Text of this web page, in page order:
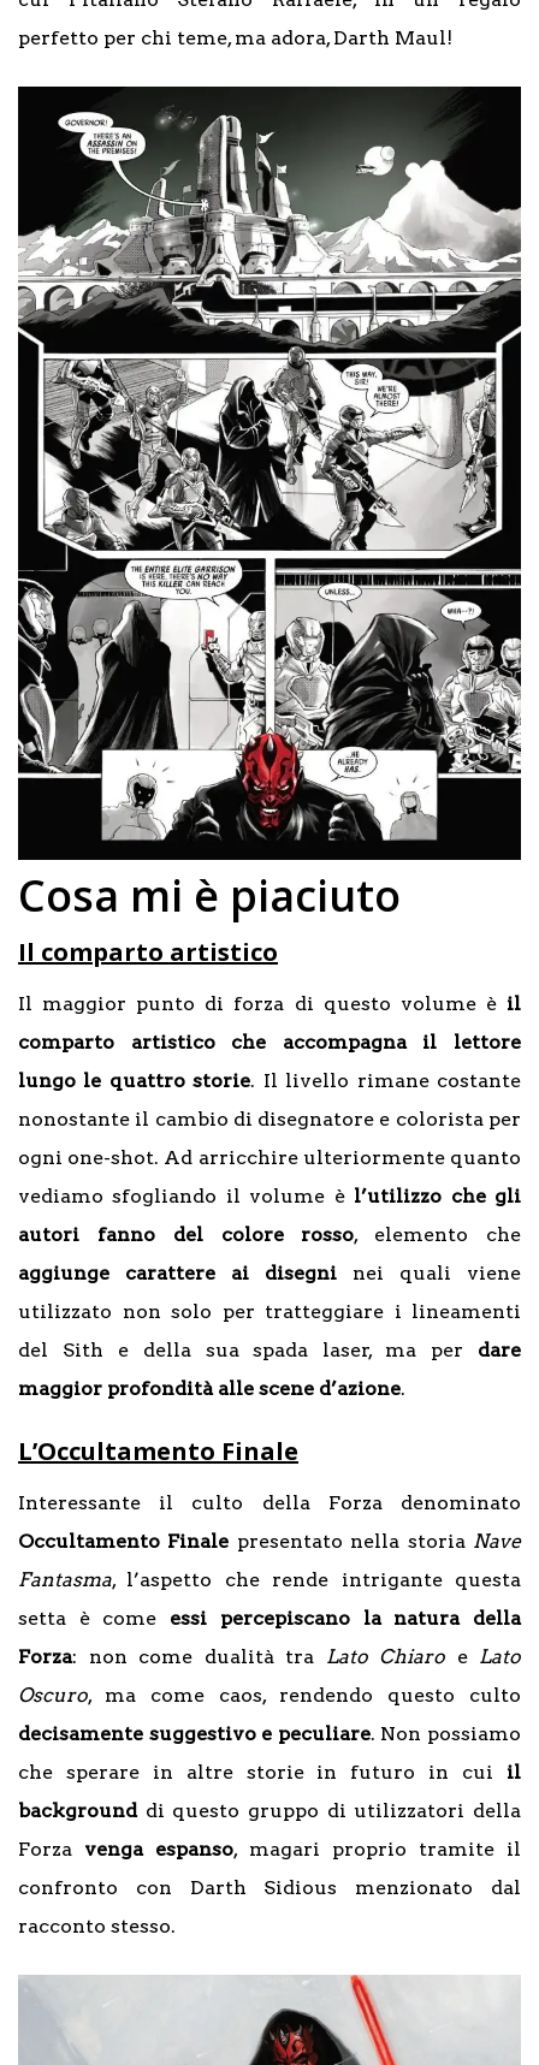
perfetto per chi teme, ma adora, Darth Maul!
Cosa mi è piaciuto
Il comparto artistico
Il maggior punto di forza di questo volume è il
comparto artistico che accompagna il lettore
lungo le quattro storie. Il livello rimane costante
nonostante il cambio di disegnatore e colorista per
ogni one-shot. Ad arricchire ulteriormente quanto
vediamo sfogliando il volume è l’utilizzo che gli
autori fanno del colore rosso, elemento che
aggiunge carattere ai disegni nei quali viene
utilizzato non solo per tratteggiare i lineamenti
del Sith e della sua spada laser, ma per dare
maggior profondità alle scene d’azione.
L’Occultamento Finale
Interessante il culto della Forza denominato
Occultamento Finale presentato nella storia Nave
Fantasma, l’aspetto che rende intrigante questa
setta è come essi percepiscano la natura della
Forza: non come dualità tra Lato Chiaro e Lato
Oscuro, ma come caos, rendendo questo culto
decisamente suggestivo e peculiare. Non possiamo
che sperare in altre storie in futuro in cui il
backgrounddi questo gruppo di utilizzatori della
Forza venga espanso, magari proprio tramite il
confronto con Darth Sidious menzionato dal
racconto stesso.